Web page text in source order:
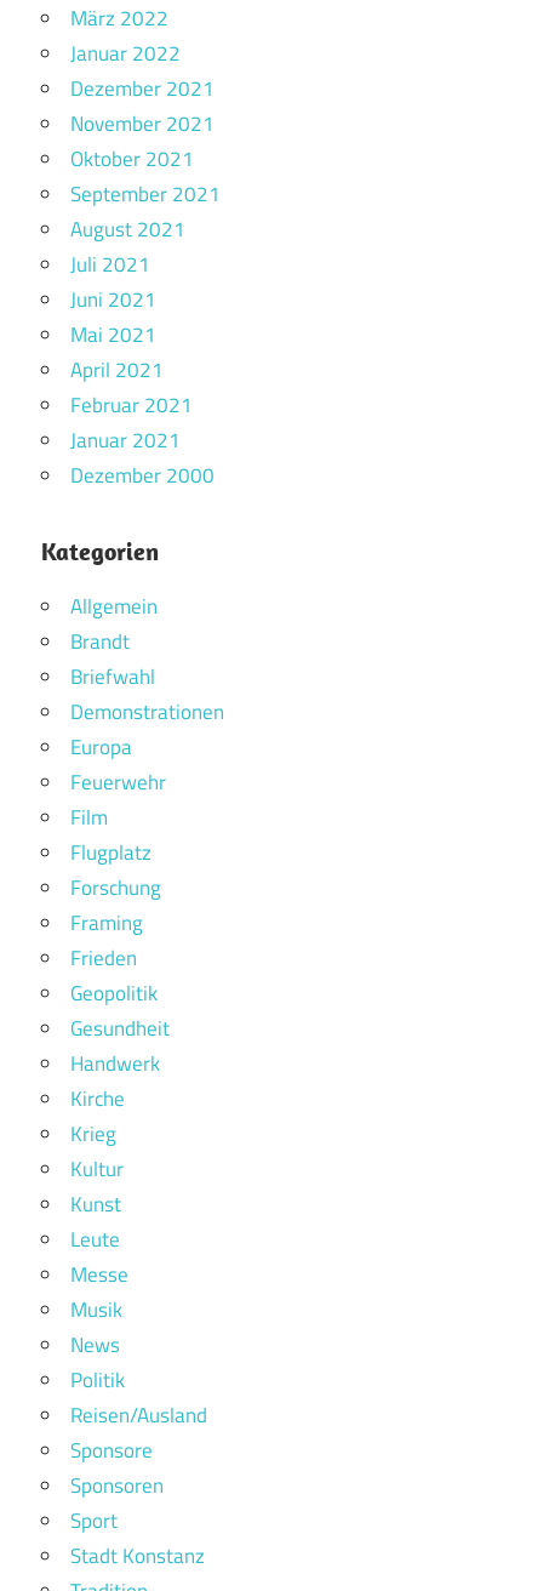
März 2022
Januar 2022
Dezember 2021
November 2021
Oktober 2021
September 2021
August 2021
Juli 2021
Juni 2021
Mai 2021
April 2021
Februar 2021
Januar 2021
Dezember 2000
Kategorien
Allgemein
Brandt
Briefwahl
Demonstrationen
Europa
Feuerwehr
Film
Flugplatz
Forschung
Framing
Frieden
Geopolitik
Gesundheit
Handwerk
Kirche
Krieg
Kultur
Kunst
Leute
Messe
Musik
News
Politik
Reisen/Ausland
Sponsore
Sponsoren
Sport
Stadt Konstanz